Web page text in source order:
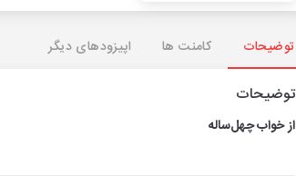
توضیحات کامنت ها اپیزودهای دیگر
توضیحات
از خواب چهل‌ساله